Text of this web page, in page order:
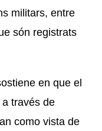
militars, entre
són registrats
en que el
través de
como vista de